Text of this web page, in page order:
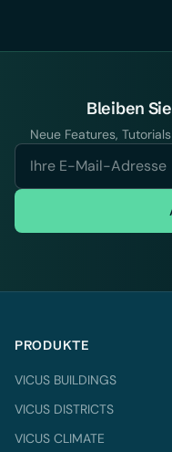
Bleiben
Neue Features,
PRODUKTE
VICUS BUILDINGS
VICUS DISTRICTS
VICUS CLIMATE